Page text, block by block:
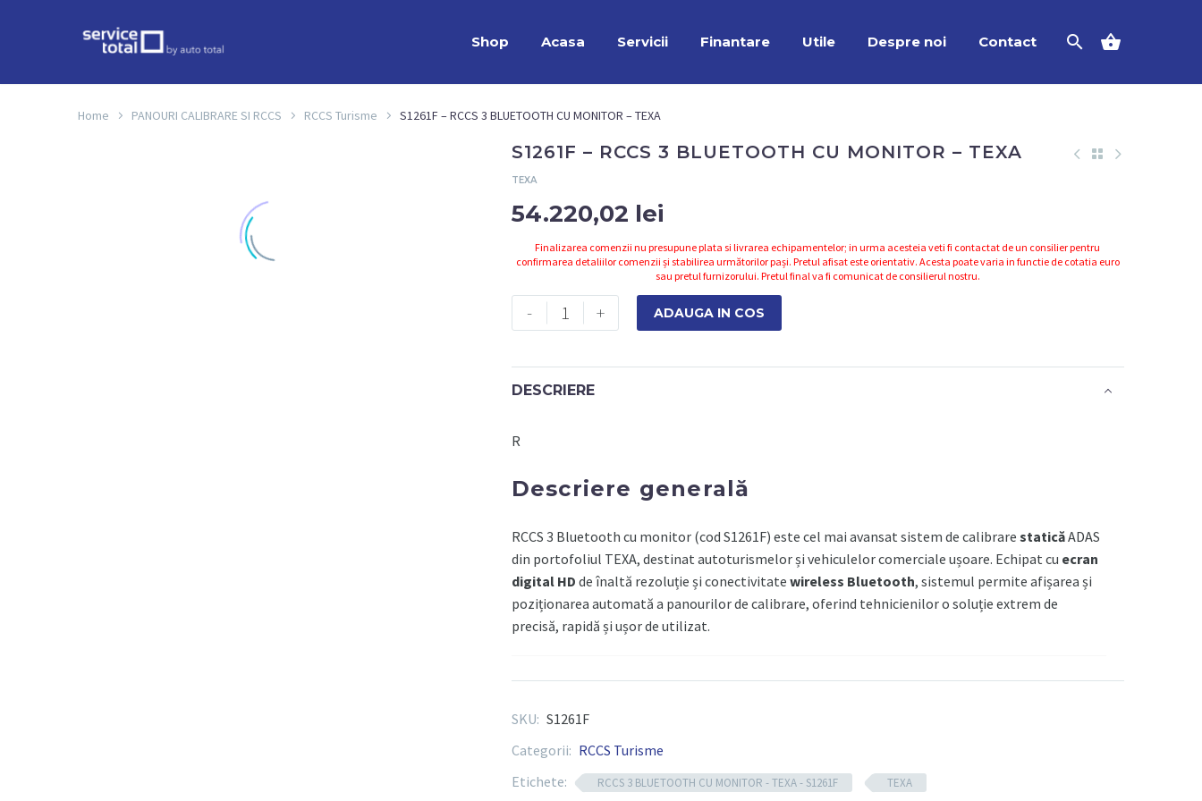
Shop Acasa Servicii Finantare Utile Despre noi Contact
Home PANOURI CALIBRARE SI RCCS RCCS Turisme S1261F – RCCS 3 BLUETOOTH CU MONITOR – TEXA
S1261F – RCCS 3 BLUETOOTH CU MONITOR – TEXA
TEXA
54.220,02 lei
Finalizarea comenzii nu presupune plata si livrarea echipamentelor; in urma acesteia veti fi contactat de un consilier pentru
confirmarea detaliilor comenzii și stabilirea următorilor pași. Pretul afisat este orientativ. Acesta poate varia in functie de cotatia euro
sau pretul furnizorului. Pretul final va fi comunicat de consilierul nostru.
-
Cantitate
S1261F
3
CU
-
+ ADAUGA IN COS
DESCRIERE
R
Descriere generală
RCCS 3 Bluetooth cu monitor (cod S1261F) este cel mai avansat sistem de calibrare staticăADAS
din portofoliul TEXA, destinat autoturismelor și vehiculelor comerciale ușoare. Echipat cu ecran
digital HD de înaltă rezoluție și conectivitate wireless Bluetooth, sistemul permite afișarea și
poziționarea automată a panourilor de calibrare, oferind tehnicienilor o soluție extrem de
precisă, rapidă și ușor de utilizat.
fiecărui producător
Sistem de aliniere laser dublu, pentru poziționare exactă pe axa vehiculului
SKU: S1261F
Categorii: RCCS Turisme
Etichete:
RCCS 3 BLUETOOTH CU MONITOR - TEXA - S1261F TEXA